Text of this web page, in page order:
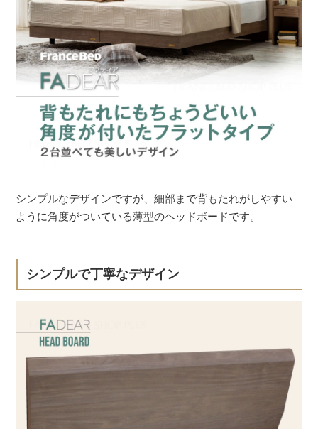
シンプルなデザインですが、細部まで背もたれがしやすい
ように角度がついている薄型のヘッドボードです。
シンプルで丁寧なデザイン